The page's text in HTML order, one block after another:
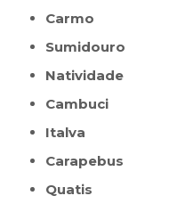
Carmo
Sumidouro
Natividade
Cambuci
Italva
Carapebus
Quatis